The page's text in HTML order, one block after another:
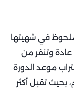
ملحوظ في شهيتها
وتنفر من
موعد الدورة
بحيث تقبل أكثر